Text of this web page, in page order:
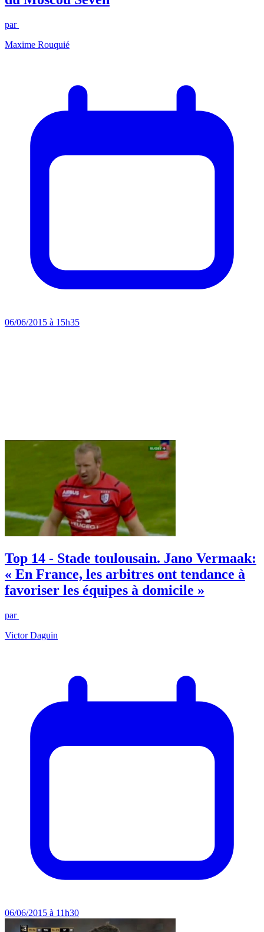
par
Maxime Rouquié
06/06/2015 à 15h35
Top 14 - Stade toulousain. Jano Vermaak:
« En France, les arbitres ont tendance à
favoriser les équipes à domicile »
par
Victor Daguin
06/06/2015 à 11h30